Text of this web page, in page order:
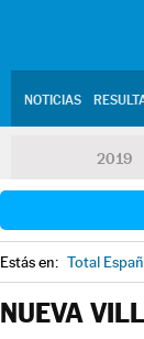
NOTICIAS
2019
Estás en: Total
NUEVA